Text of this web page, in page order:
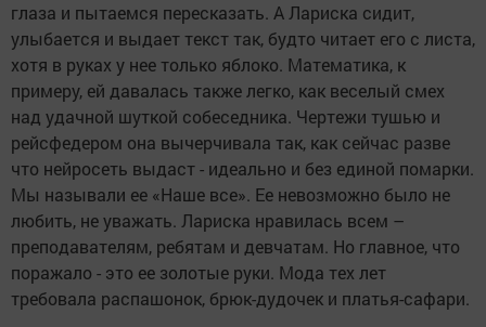
глаза и пытаемся пересказать. А Лариска сидит,
улыбается и выдает текст так, будто читает его с листа,
хотя в руках у нее только яблоко. Математика, к
примеру, ей давалась также легко, как веселый смех
над удачной шуткой собеседника. Чертежи тушью и
рейсфедером она вычерчивала так, как сейчас разве
что нейросеть выдаст - идеально и без единой помарки.
Мы называли ее «Наше все». Ее невозможно было не
любить, не уважать. Лариска нравилась всем –
преподавателям, ребятам и девчатам. Но главное, что
поражало - это ее золотые руки. Мода тех лет
требовала распашонок, брюк-дудочек и платья-сафари.